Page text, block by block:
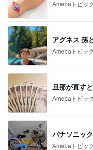
Amebaトピッ
アグネス 孫
Amebaトピッ
旦那が直す
Amebaトピッ
パナソニッ
Amebaトピッ